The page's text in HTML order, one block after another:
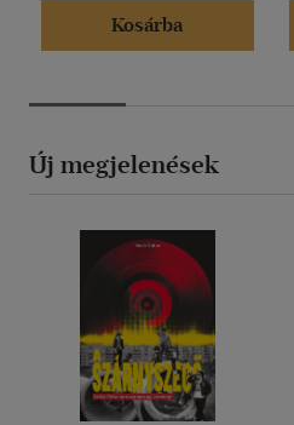
Kosárba
Új megjelenések